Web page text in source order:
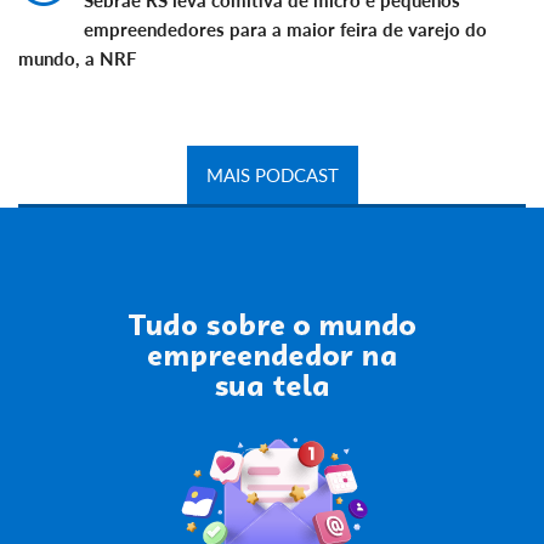
empreendedores para a maior feira de varejo do
mundo, a NRF
MAIS PODCAST